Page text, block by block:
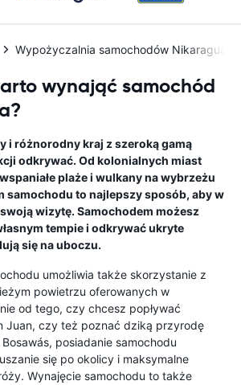
Wypożyczalnia samochodów Nikaragua
wynająć samochód
i różnorodny kraj z szeroką gamą
odkrywać. Od kolonialnych miast
plaże i wulkany na wybrzeżu
samochodu to najlepszy sposób, aby w
wizytę. Samochodem możesz
tempie i odkrywać ukryte
się na uboczu.
umożliwia także skorzystanie z
powietrzu oferowanych w
od tego, czy chcesz popływać
Juan, czy też poznać dziką przyrodę
posiadanie samochodu
się po okolicy i maksymalne
Wynajęcie samochodu to także